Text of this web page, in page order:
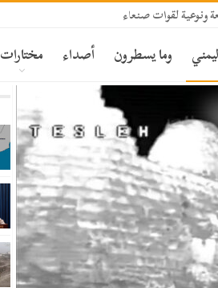
لقوات صنعاء
وما يسطرون أصداء مختارات